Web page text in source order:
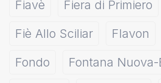
Fiavè
Fiera di Primiero
Fiè Allo Sciliar
Flavon
Fondo
Fontana Nuova-